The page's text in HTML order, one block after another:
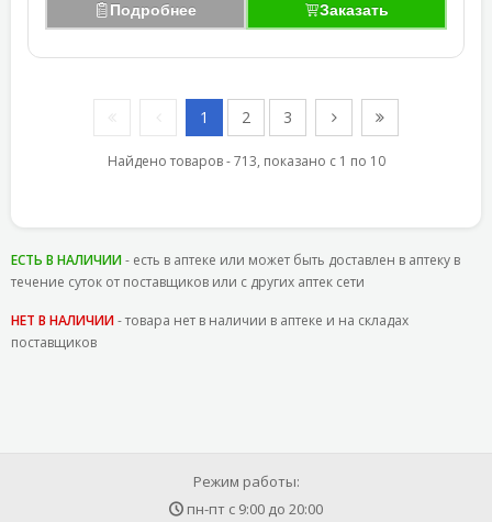
Подробнее Заказать
1 2 3
Найдено товаров - 713, показано с 1 по 10
ЕСТЬ В НАЛИЧИИ- есть в аптеке или может быть доставлен в аптеку в
течение суток от поставщиков или с других аптек сети
НЕТ В НАЛИЧИИ- товара нет в наличии в аптеке и на складах
поставщиков
Режим работы:
пн-пт с 9:00 до 20:00